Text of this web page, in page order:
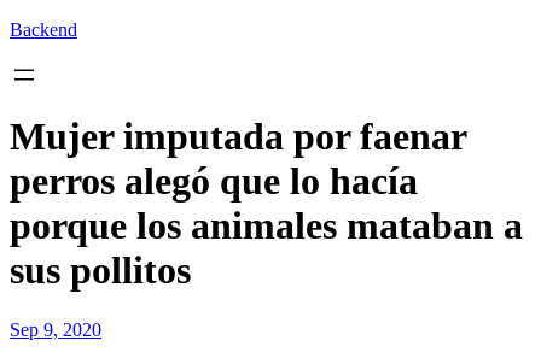
Backend
Mujer imputada por faenar
perros alegó que lo hacía
porque los animales mataban a
sus pollitos
Sep 9, 2020